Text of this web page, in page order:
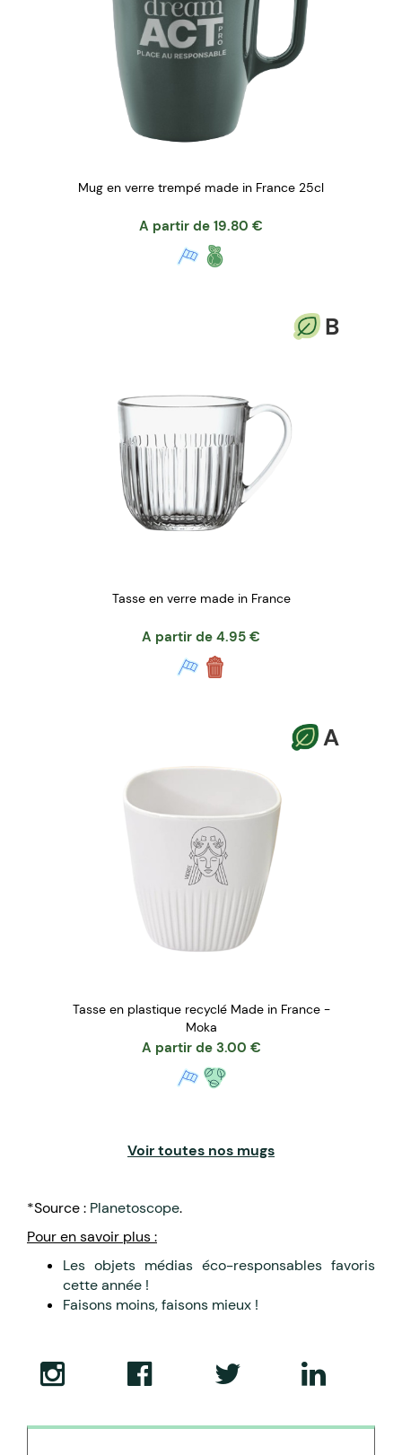
Mug en verre trempé made in France 25cl
A partir de 19.80 €
B
Tasse en verre made in France
A partir de 4.95 €
A
Tasse en plastique recyclé Made in France -
Moka
A partir de 3.00 €
Voir toutes nos mugs
*Source : Planetoscope.
Pour en savoir plus :
Les objets médias éco-responsables favoris
cette année !
Faisons moins, faisons mieux !